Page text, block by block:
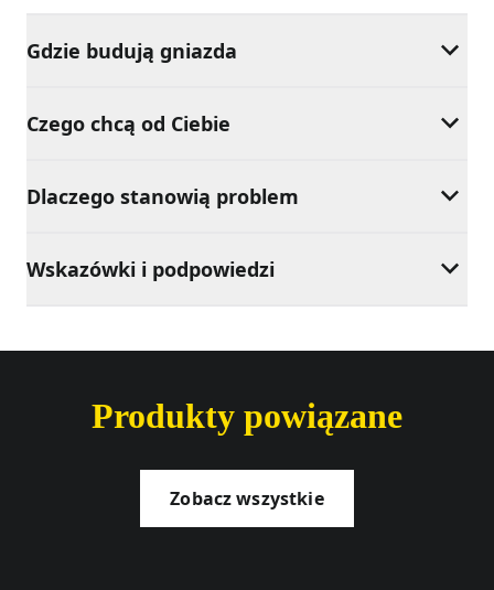
Gdzie budują gniazda
Czego chcą od Ciebie
Dlaczego stanowią problem
Wskazówki i podpowiedzi
Produkty powiązane
Zobacz wszystkie